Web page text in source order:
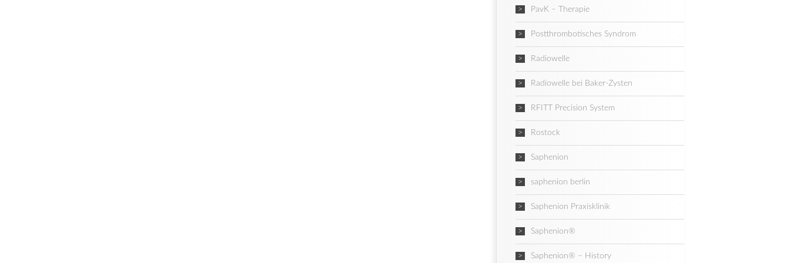
PavK – Therapie
Postthrombotisches Syndrom
Radiowelle
Radiowelle bei Baker-Zysten
RFITT Precision System
Rostock
Saphenion
saphenion berlin
Saphenion Praxisklinik
Saphenion®
Saphenion® – History